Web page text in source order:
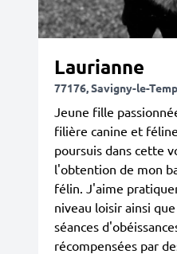
Laurianne
77176, Savigny-le-
Jeune fille
filière canine et
poursuis dans cette
l'obtention de mon
félin. J'aime
niveau loisir ainsi
séances
récompensées par